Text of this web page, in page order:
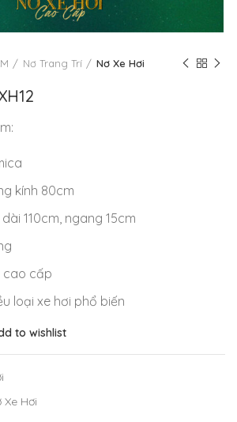
Nơ Trang Trí Nơ Xe Hơi
kính 80cm
110cm, ngang 15cm
cao cấp
loại xe hơi phổ biến
to wishlist
Xe Hơi